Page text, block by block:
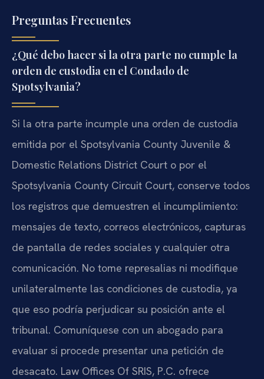
Preguntas Frecuentes
¿Qué debo hacer si la otra parte no cumple la
orden de custodia en el Condado de
Spotsylvania?
Si la otra parte incumple una orden de custodia
emitida por el Spotsylvania County Juvenile &
Domestic Relations District Court o por el
Spotsylvania County Circuit Court, conserve todos
los registros que demuestren el incumplimiento:
mensajes de texto, correos electrónicos, capturas
de pantalla de redes sociales y cualquier otra
comunicación. No tome represalias ni modifique
unilateralmente las condiciones de custodia, ya
que eso podría perjudicar su posición ante el
tribunal. Comuníquese con un abogado para
evaluar si procede presentar una petición de
desacato. Law Offices Of SRIS, P.C. ofrece